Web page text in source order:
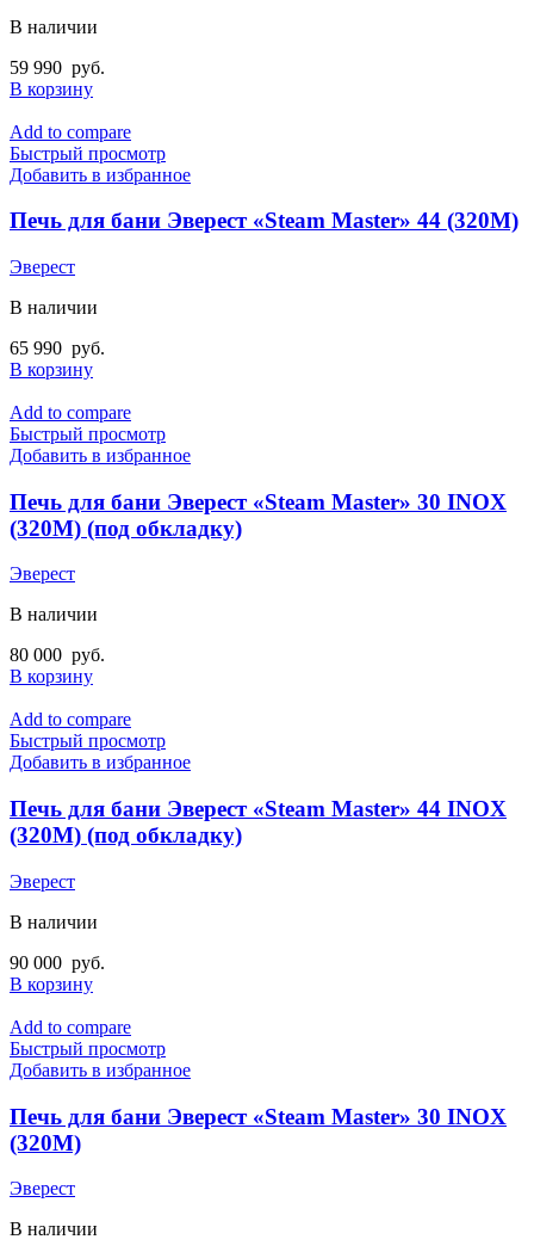
В наличии
59 990 руб.
В корзину
Add to compare
Быстрый просмотр
Добавить в избранное
Печь для бани Эверест «Steam Master» 44 (320М)
Эверест
В наличии
65 990 руб.
В корзину
Add to compare
Быстрый просмотр
Добавить в избранное
Печь для бани Эверест «Steam Master» 30 INOX
(320М) (под обкладку)
Эверест
В наличии
80 000 руб.
В корзину
Add to compare
Быстрый просмотр
Добавить в избранное
Печь для бани Эверест «Steam Master» 44 INOX
(320M) (под обкладку)
Эверест
В наличии
90 000 руб.
В корзину
Add to compare
Быстрый просмотр
Добавить в избранное
Печь для бани Эверест «Steam Master» 30 INOX
(320М)
Эверест
В наличии